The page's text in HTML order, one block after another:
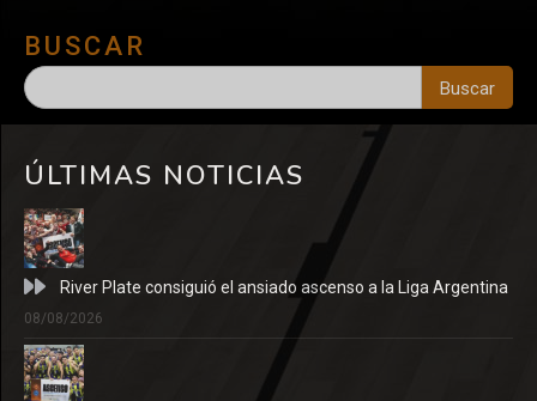
BUSCAR
Buscar
ÚLTIMAS NOTICIAS
River Plate consiguió el ansiado ascenso a la Liga Argentina
08/08/2026